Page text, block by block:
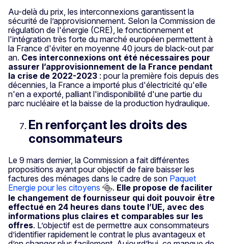
Au-delà du prix, les interconnexions garantissent la
sécurité de l’approvisionnement. Selon la Commission de
régulation de l'énergie (CRE), le fonctionnement et
l'intégration très forte du marché européen permettent à
la France d'éviter en moyenne 40 jours de black-out par
an. Ces interconnexions ont été nécessaires pour
assurer l’approvisionnement de la France pendant
la crise de 2022-2023 : pour la première fois depuis des
décennies, la France a importé plus d'électricité qu'elle
n'en a exporté, palliant l'indisponibilité d'une partie du
parc nucléaire et la baisse de la production hydraulique.
En renforçant les droits des
consommateurs
Le 9 mars dernier, la Commission a fait différentes
propositions ayant pour objectif de faire baisser les
factures des ménages dans le cadre de son Paquet
Energie pour les citoyens
. Elle propose de faciliter
le changement de fournisseur qui doit pouvoir être
effectué en 24 heures dans toute l’UE, avec des
informations plus claires et comparables sur les
offres. L’objectif est de permettre aux consommateurs
d’identifier rapidement le contrat le plus avantageux et